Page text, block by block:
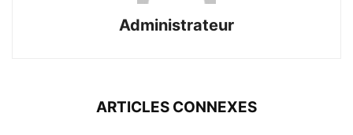
Administrateur
ARTICLES CONNEXES